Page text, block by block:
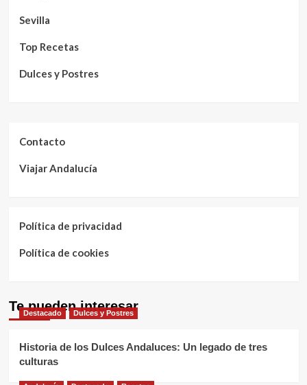
Sevilla
Top Recetas
Dulces y Postres
Contacto
Viajar Andalucía
Política de privacidad
Política de cookies
Te pueden interesar
Destacado Dulces y Postres
Historia de los Dulces Andaluces: Un legado de tres
culturas